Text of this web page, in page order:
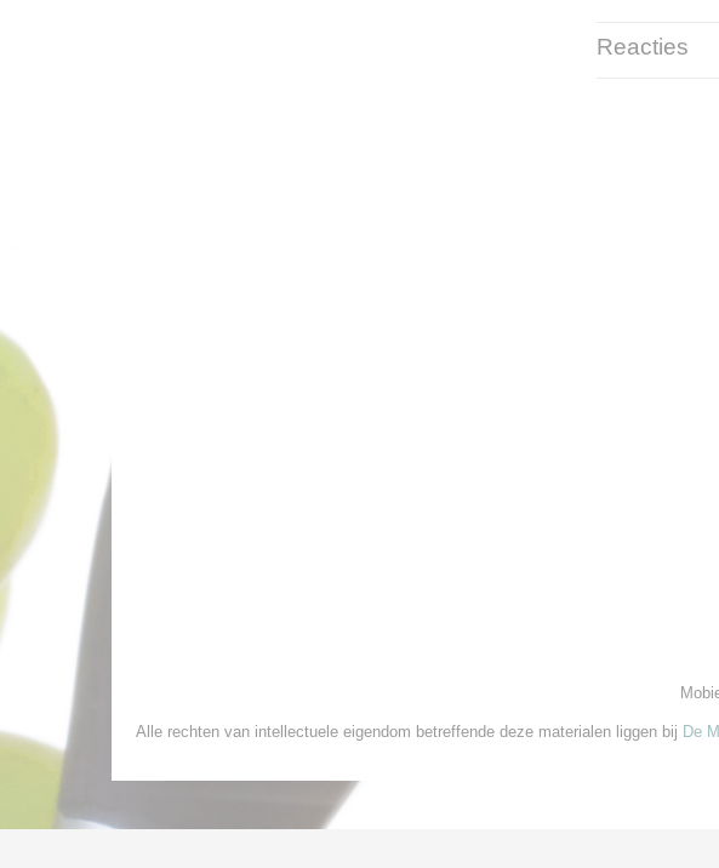
Reacties
Alle rechten van intellectuele eigendom betreffende deze materialen liggen bij De